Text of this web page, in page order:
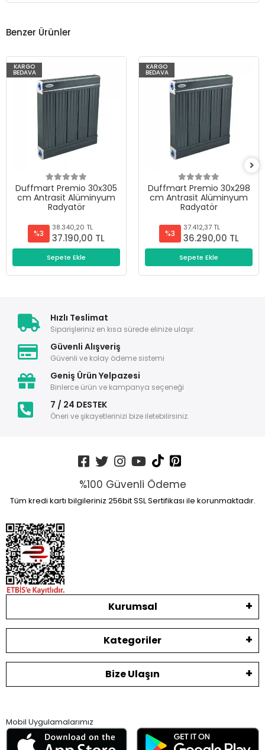
Benzer Ürünler
KARGO
BEDAVA
Duffmart Premio 30x305
cm Antrasit Alüminyum
Radyatör
%3
38.340,20 TL
37.190,00 TL
Sepete Ekle
KARGO
BEDAVA
Duffmart Premio 30x298
cm Antrasit Alüminyum
Radyatör
%3
37.412,37 TL
36.290,00 TL
Sepete Ekle
Hızlı Teslimat
Siparişleriniz en kısa sürede elinize ulaşır.
Güvenli Alışveriş
Güvenli ve kolay ödeme sistemi
Geniş Ürün Yelpazesi
Binlerce ürün ve kampanya seçeneği
7 / 24 DESTEK
Öneri ve şikayetlerinizi bize iletebilirsiniz.
%100 Güvenli Ödeme
Tüm kredi kartı bilgileriniz 256bit SSL Sertifikası ile korunmaktadır.
Kurumsal
Kategoriler
Bize Ulaşın
Mobil Uygulamalarımız